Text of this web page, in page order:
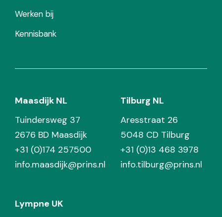
Werken bij
Kennisbank
Maasdijk NL
Tuindersweg 37
2676 BD Maasdijk
+31 (0)174 257500
info.maasdijk@prins.nl
Tilburg NL
Aresstraat 26
5048 CD Tilburg
+31 (0)13 468 3978
info.tilburg@prins.nl
Lympne UK